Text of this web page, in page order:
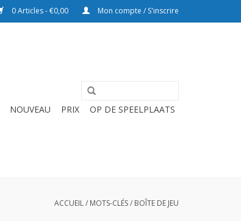
0 Articles - €0,00 Mon compte / S'inscrire
NOUVEAU PRIX OP DE SPEELPLAATS
ACCUEIL/ MOTS-CLÉS/ BOÎTE DE JEU